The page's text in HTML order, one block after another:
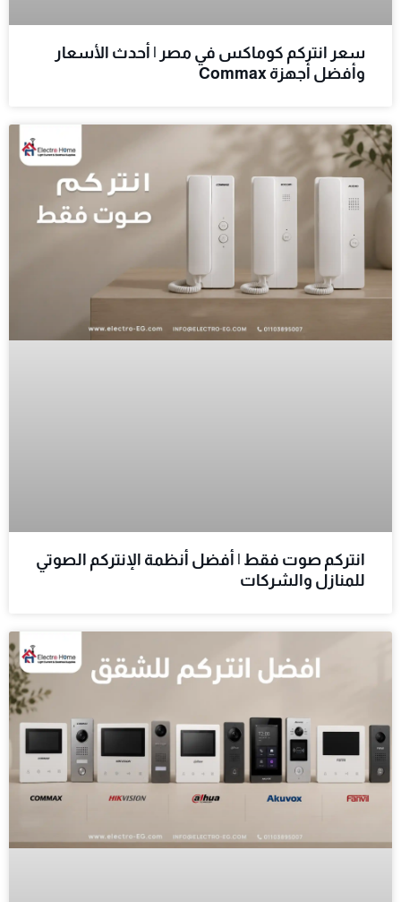
سعر انتركم كوماكس في مصر | أحدث الأسعار
وأفضل أجهزة Commax
انتركم صوت فقط | أفضل أنظمة الإنتركم الصوتي
للمنازل والشركات